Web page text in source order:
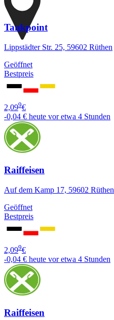
Tankpoint
Lippstädter Str. 25, 59602 Rüthen
Geöffnet
Bestpreis
2,099€
-0,04 € heute vor etwa 4 Stunden
Raiffeisen
Auf dem Kamp 17, 59602 Rüthen
Geöffnet
Bestpreis
2,099€
-0,04 € heute vor etwa 4 Stunden
Raiffeisen